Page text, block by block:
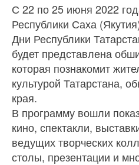
С 22 по 25 июня 2022
Республики Саха
Дни Республики
будет представлена
которая познакомит
культурой Татарстана,
края.
В программу вошли
кино, спектакли,
ведущих творческих
столы, презентации и